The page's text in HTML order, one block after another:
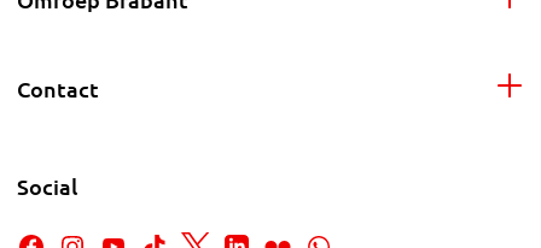
Contact
Social